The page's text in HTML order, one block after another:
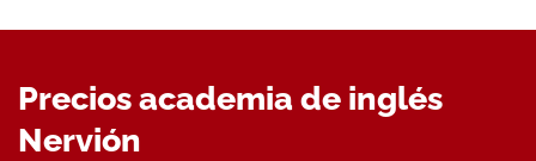
Precios academia de inglés
Nervión